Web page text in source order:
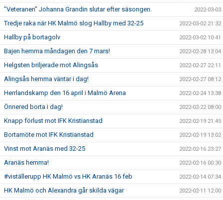
”Veteranen” Johanna Grandin slutar efter säsongen. 2022-03-03
Tredje raka när HK Malmö slog Hallby med 32-25 2022-03-02 21:32
Hallby på bortagolv 2022-03-02 10:41
Bajen hemma måndagen den 7 mars! 2022-02-28 13:04
Helgsten briljerade mot Alingsås 2022-02-27 22:11
Alingsås hemma väntar i dag! 2022-02-27 08:12
Herrlandskamp den 16 april i Malmö Arena 2022-02-24 13:38
Önnered borta i dag! 2022-02-22 08:00
Knapp förlust mot IFK Kristianstad 2022-02-19 21:45
Bortamöte mot IFK Kristianstad 2022-02-19 13:02
Vinst mot Aranäs med 32-25 2022-02-16 23:27
Aranäs hemma! 2022-02-16 00:30
#viställerupp HK Malmö vs HK Aranäs 16 feb 2022-02-14 07:34
HK Malmö och Alexandra går skilda vägar 2022-02-11 12:00